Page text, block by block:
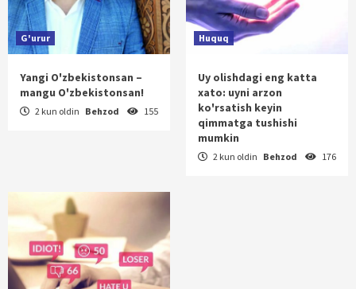
G'urur
Yangi O'zbekistonsan –
mangu O'zbekistonsan!
2 kun oldin Behzod 155
Huquq
Uy olishdagi eng katta
xato: uyni arzon
ko'rsatish keyin
qimmatga tushishi
mumkin
2 kun oldin Behzod 176